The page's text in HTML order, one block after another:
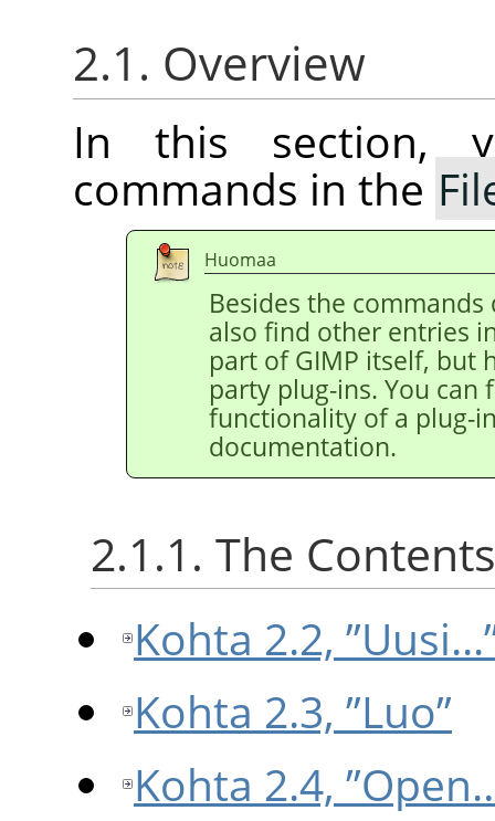
2.1. Overview
In this section,
commands in the
Huomaa
Besides the
also find other entries
part ofGIMP itself, but
party plug-ins. You
functionality of a plug-
documentation.
2.1.1. The
Kohta 2.2,
Kohta 2.3, ”Luo”
Kohta 2.4,